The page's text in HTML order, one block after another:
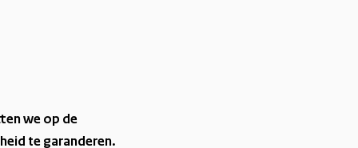
we op de
te garanderen.